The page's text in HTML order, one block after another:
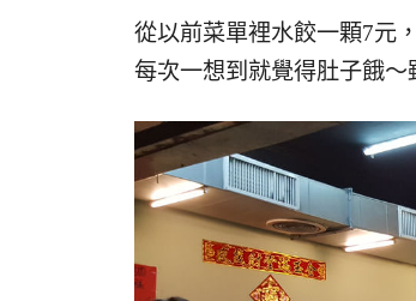
從以前菜單裡水餃一顆7元
每次一想到就覺得肚子餓